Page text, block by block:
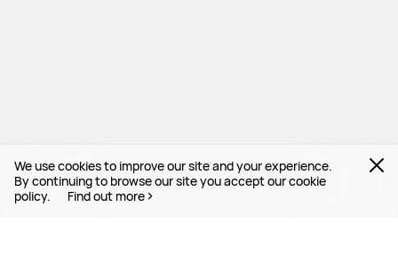
We use cookies to improve our site and your experience.
By continuing to browse our site you accept our cookie
policy.
Find out more